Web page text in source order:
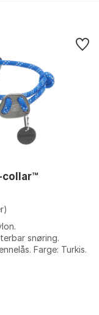
snøring.
Farge: Turkis.